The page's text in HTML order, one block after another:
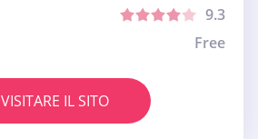
9.3
Free
VISITARE IL SITO